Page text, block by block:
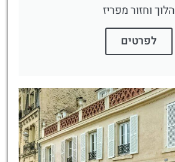
הלוך וחזור מפריז
לפרטים